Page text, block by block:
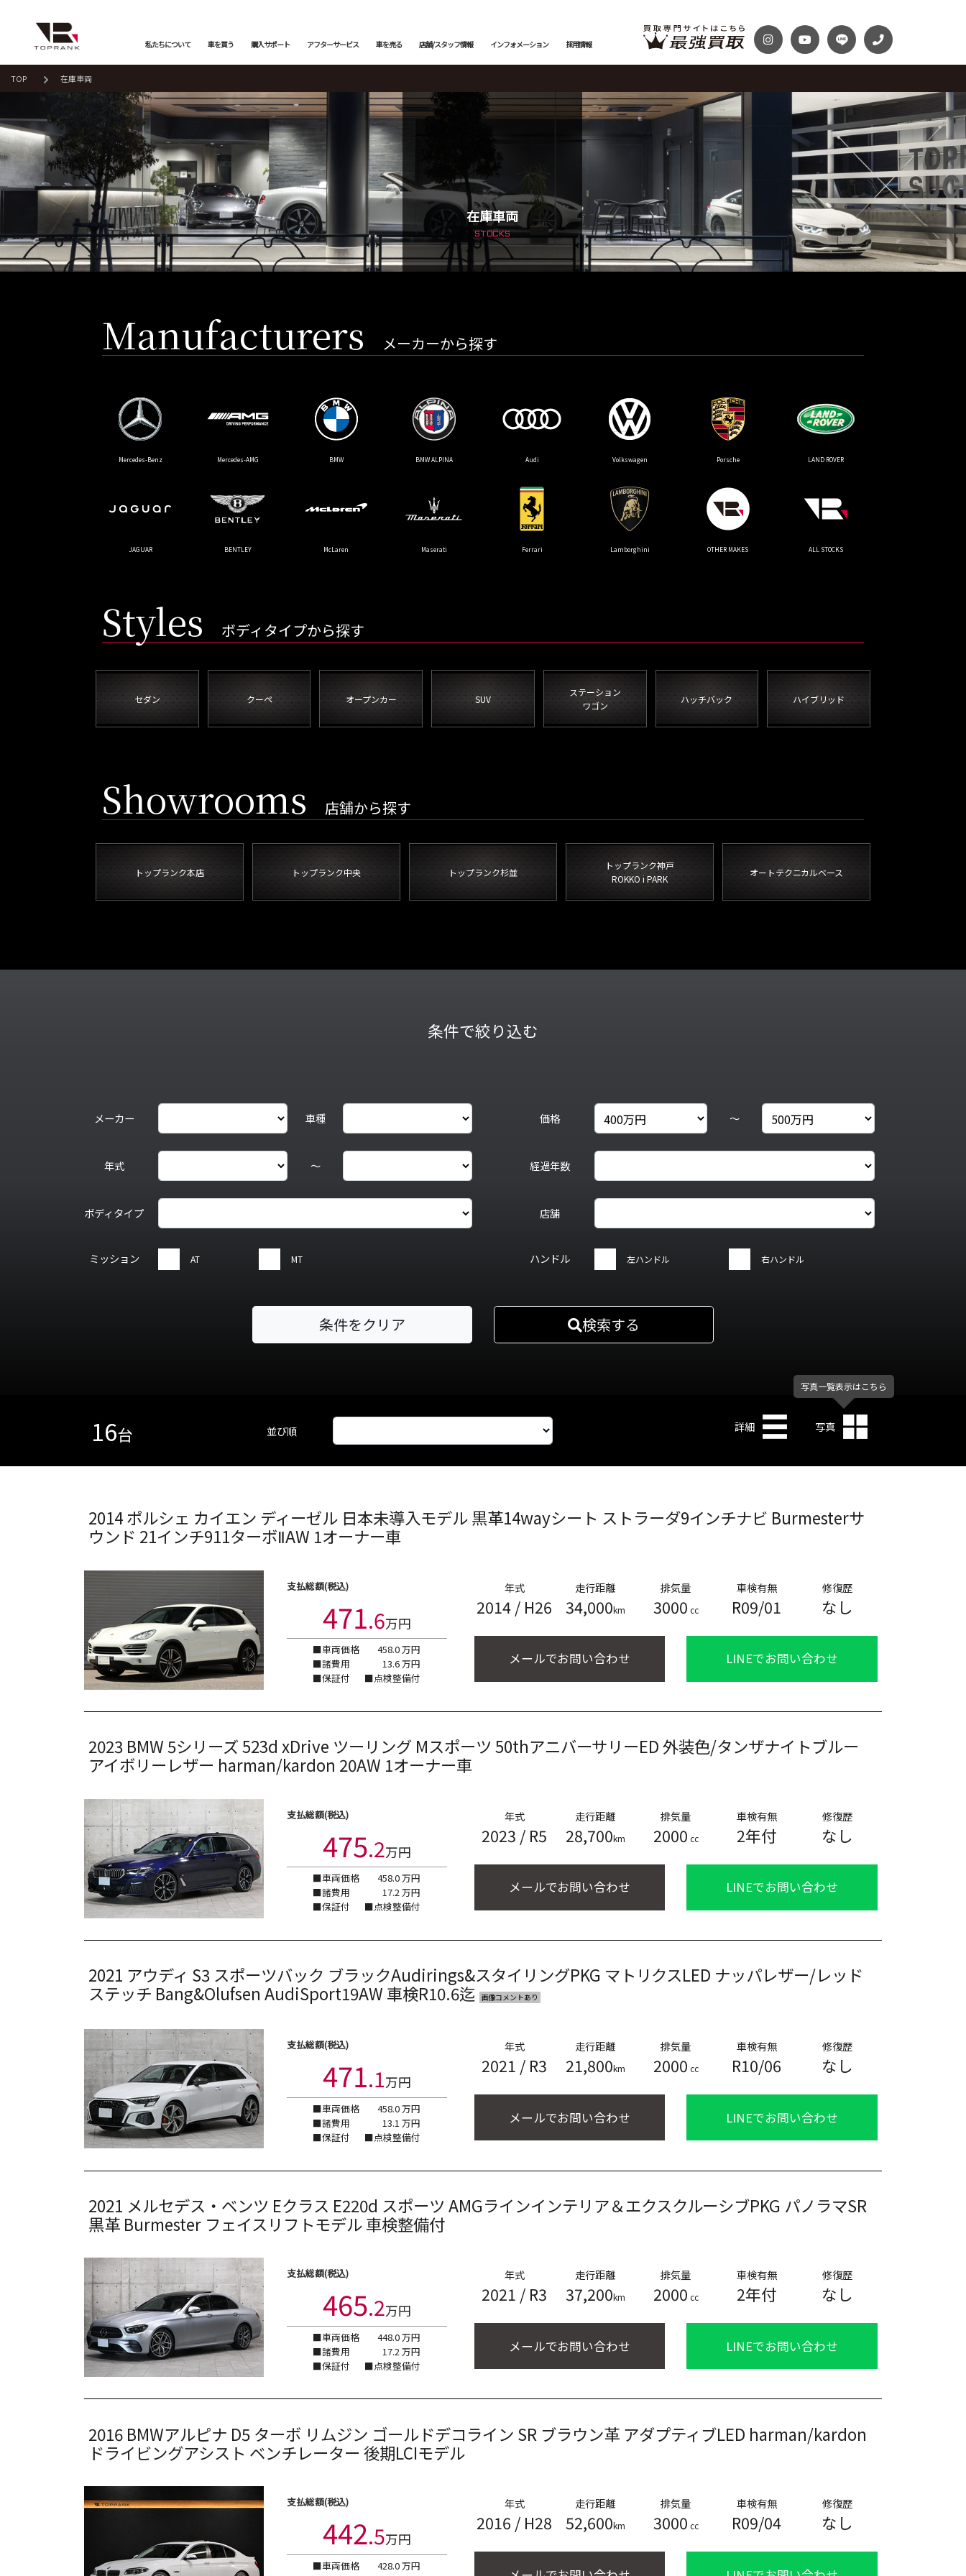
私たちについて 車を買う
車を買う
全ての在庫情報
バックオーダーシステム
オンライン商談
お取り寄せ商談
メーカーから探す
Mercedes-Benz Mercedes-AMG BMW Volkswagen
Porsche LAND ROVER JAGUAR BENTLEY McLaren Maserati
Ferrari Lamborghini
ROKKO i PARK
購入サポート
購入サポート
保証・購入プラン 下取査定 納車前点検・整備
お支払いプラン
ローンシミュレーション
オートローン事前審査
よくある質問 ご納車までの流れ 必要書類
アフターサービス
アフターサービス
車検・点検 メンテナンス 鈑金塗装
プロテクションフィルム 輸入車コーディング アライメント測定・調整
車を売る 店舗/スタッフ情報
店舗/スタッフ情報
会社概要
プライバシーポリシー
店舗お問い合わせ
トップランク本店 トップランク中央 トップランク杉並
サービスファクトリー
トップランク神戸
ROKKO i PARK
トップランク
オートテクニカルベース
最強買取 市川店 最強買取 船橋店 トップランクUSA
インフォメーション
インフォメーション
ニュース&メディア ご納車情報 サービスブログ
採用情報
TOP 在庫車両
在庫車両
STOCKS
Manufacturers メーカーから探す
Mercedes-Benz Mercedes-AMG BMW BMW ALPINA Audi Volkswagen Porsche LAND ROVER
JAGUAR BENTLEY McLaren Maserati Ferrari Lamborghini OTHER MAKES ALL STOCKS
Styles ボディタイプから探す
セダン クーペ オープンカー SUV
ステーション
ワゴン
ハッチバック ハイブリッド
Showrooms 店舗から探す
トップランク本店 トップランク中央 トップランク杉並
トップランク神戸
ROKKO i PARK
オートテクニカルベース
条件で絞り込む
メーカー 車種 価格 ～
年式 ～ 経過年数
ボディタイプ 店舗
ミッション AT MT ハンドル 左ハンドル 右ハンドル
条件をクリア 検索する
16台 並び順 詳細 写真
写真一覧表示はこちら
2014ポルシェ カイエン ディーゼル 日本未導入モデル 黒革14wayシート ストラーダ9インチナビ Burmesterサ
ウンド 21インチ911ターボⅡAW 1オーナー車
支払総額(税込)
471.6万円
■車両価格 458.0万円
■諸費用
13.6万円
■保証付
■点検整備付
年式
2014 / H26
走行距離
34,000km
排気量
3000 cc
車検有無
R09/01
修復歴
なし
メールでお問い合わせ LINEでお問い合わせ
2023 BMW 5シリーズ523d xDrive ツーリング Mスポーツ 50thアニバーサリーED 外装色/タンザナイトブルー
アイボリーレザー harman/kardon 20AW 1オーナー車
支払総額(税込)
475.2万円
■車両価格 458.0万円
■諸費用
17.2万円
■保証付
■点検整備付
年式
2023 / R5
走行距離
28,700km
排気量
2000 cc
車検有無
2年付
修復歴
なし
メールでお問い合わせ LINEでお問い合わせ
2021 アウディ S3 スポーツバック ブラックAudirings&スタイリングPKG マトリクスLED ナッパレザー/レッド
ステッチ Bang&Olufsen AudiSport19AW 車検R10.6迄
画像コメントあり
支払総額(税込)
471.1万円
■車両価格 458.0万円
■諸費用
13.1 万円
■保証付
■点検整備付
年式
2021 / R3
走行距離
21,800km
排気量
2000 cc
車検有無
R10/06
修復歴
なし
メールでお問い合わせ LINEでお問い合わせ
2021 メルセデス・ベンツ Eクラス E220d スポーツ AMGラインインテリア＆エクスクルーシブPKG パノラマSR
黒革 Burmester フェイスリフトモデル 車検整備付
支払総額(税込)
465.2万円
■車両価格 448.0万円
■諸費用
17.2 万円
■保証付
■点検整備付
年式
2021 / R3
走行距離
37,200km
排気量
2000 cc
車検有無
2年付
修復歴
なし
メールでお問い合わせ LINEでお問い合わせ
2016 BMWアルピナ D5 ターボ リムジン ゴールドデコライン SR ブラウン革 アダプティブLED harman/kardon
ドライビングアシスト ベンチレーター 後期LCIモデル
支払総額(税込)
442.5万円
■車両価格 428.0万円
年式
2016 / H28
走行距離
52,600km
排気量
3000 cc
車検有無
R09/04
修復歴
なし